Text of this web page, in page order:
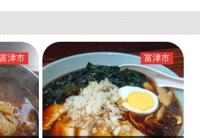
富津市 富津市